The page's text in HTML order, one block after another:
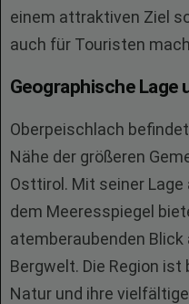
einem attraktiven Ziel
auch für Touristen
Geographische Lage
Oberpeischlach
Nähe der größeren
Osttirol. Mit seiner
dem Meeresspiegel
atemberaubenden
Bergwelt. Die Region
Natur und ihre